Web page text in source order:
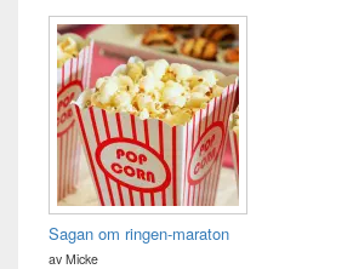
Sagan om ringen-maraton
av Micke